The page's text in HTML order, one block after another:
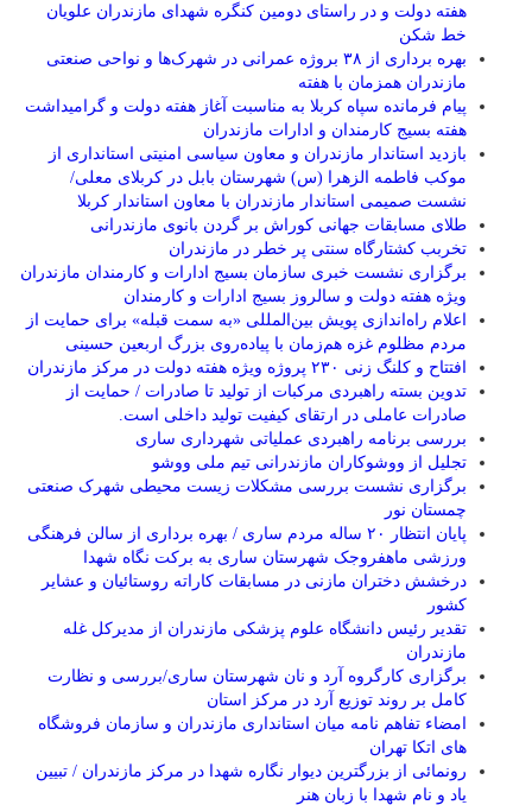
هفته دولت و در راستای دومین کنگره شهدای مازندران علویان
خط شکن
بهره برداری از ۳۸ بروژه عمرانی در شهرک‌ها و نواحی صنعتی
مازندران همزمان با هفته
پیام فرمانده سپاه کربلا به مناسبت آغاز هفته دولت و گرامیداشت
هفته بسیج کارمندان و ادارات مازندران
بازدید استاندار مازندران و معاون سیاسی امنیتی استانداری از
موکب فاطمه الزهرا (س) شهرستان بابل در کربلای معلی/
نشست صمیمی استاندار مازندران با معاون استاندار کربلا
طلای مسابقات جهانی کوراش بر گردن بانوی مازندرانی
تخربب کشتارگاه سنتی پر خطر در مازندران
برگزاری نشست خبری سازمان بسیج ادارات و کارمندان مازندران
ویژه هفته دولت و سالروز بسیج ادارات و کارمندان
اعلام راه‌اندازی پویش بین‌المللی «به سمت قبله» برای حمایت از
مردم مظلوم غزه هم‌زمان با پیاده‌روی بزرگ اربعین حسینی
افتتاح و کلنگ زنی ۲۳۰ پروژه ویژه هفته دولت در مرکز مازندران
تدوین بسته راهبردی مرکبات از تولید تا صادرات / حمایت از
صادرات عاملی در ارتقای کیفیت تولید داخلی است.
بررسی برنامه راهبردی عملیاتی شهرداری ساری
تجلیل از ووشوکاران مازندرانی تیم ملی ووشو
برگزاری نشست بررسی مشکلات زیست محیطی شهرک صنعتی
چمستان نور
پایان انتظار ۲۰ ساله مردم ساری / بهره برداری از سالن فرهنگی
ورزشی ماهفروجک شهرستان ساری به برکت نگاه شهدا
درخشش دختران مازنی در مسابقات کاراته روستائیان و عشایر
کشور
تقدیر رئیس دانشگاه علوم پزشکی مازندران از مدیرکل غله
مازندران
برگزاری کارگروه آرد و نان شهرستان ساری/بررسی و نظارت
کامل بر روند توزیع آرد در مرکز استان
امضاء تفاهم نامه میان استانداری مازندران و سازمان فروشگاه
های اتکا تهران
رونمائی از بزرگترین دیوار نگاره شهدا در مرکز مازندران / تبیین
یاد و نام شهدا با زبان هنر